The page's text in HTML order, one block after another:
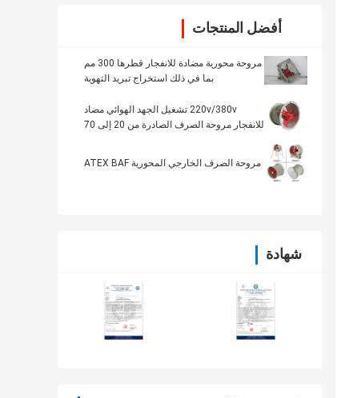
أفضل المنتجات
مروحة محورية مضادة للانفجار قطرها 300 مم
بما في ذلك استخراج تبريد التهوية
220v/380v تشغيل الجهد الهوائي مضاد
للانفجار مروحة الصرف الصادرة من 20 إلى 70
مروحة الصرف الخارجي المحورية ATEX BAF
شهادة